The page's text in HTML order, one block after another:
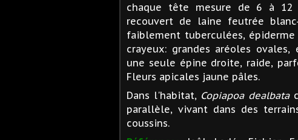
chaque tête mesure de 6 à 12
recouvert de laine feutrée
faiblement tuberculées,
crayeux: grandes aréoles
une seule épine droite, raide,
Fleurs apicales jaune pâles.
Dans l'habitat, Copiapoa dealbata
parallèle, vivant dans des
coussins.